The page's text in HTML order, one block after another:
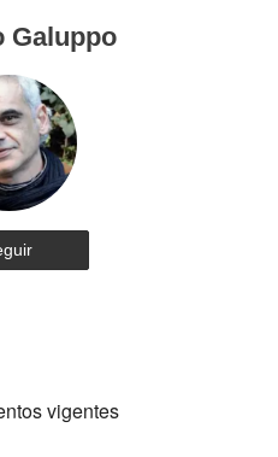
Galuppo
vigentes